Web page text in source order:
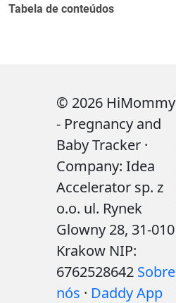
Tabela de conteúdos
© 2026 HiMommy
- Pregnancy and
Baby Tracker ·
Company: Idea
Accelerator sp. z
o.o. ul. Rynek
Glowny 28, 31-010
Krakow NIP:
6762528642 Sobre
nós · Daddy App